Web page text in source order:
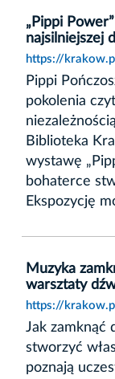
„Pippi
najsilniejszej
https://
Pippi
pokolenia
Biblioteka
wystawę
bohaterce
Ekspozycję
Muzyka
warsztaty
https://
Jak zamknąć
stworzyć
poznają